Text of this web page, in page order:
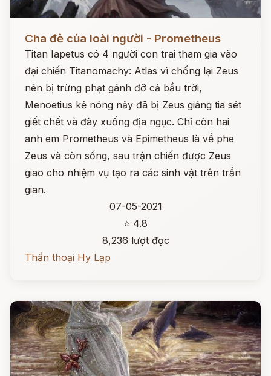
Cha đẻ của loài người - Prometheus
Titan Iapetus có 4 người con trai tham gia vào
đại chiến Titanomachy: Atlas vì chống lại Zeus
nên bị trừng phạt gánh đỡ cả bầu trời,
Menoetius kẻ nóng nảy đã bị Zeus giáng tia sét
giết chết và đày xuống địa ngục. Chỉ còn hai
anh em Prometheus và Epimetheus là về phe
Zeus và còn sống, sau trận chiến được Zeus
giao cho nhiệm vụ tạo ra các sinh vật trên trần
gian.
07-05-2021
⭐ 4.8
8,236 lượt đọc
Thần thoại Hy Lạp